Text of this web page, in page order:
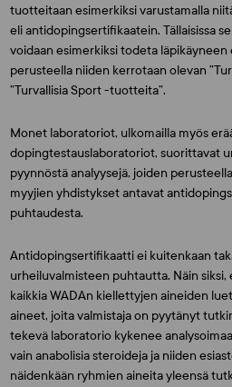
tuotteitaan esimerkiksi varustamalla
eli antidopingsertifikaatein. Tällaisissa
voidaan esimerkiksi todeta läpikäyneen
perusteella niiden kerrotaan olevan
”Turvallisia Sport -tuotteita”.
Monet laboratoriot, ulkomailla myös
dopingtestauslaboratoriot, suorittavat
pyynnöstä analyysejä, joiden
myyjien yhdistykset antavat
puhtaudesta.
Antidopingsertifikaatti ei kuitenkaan
urheiluvalmisteen puhtautta. Näin
kaikkia WADAn kiellettyjen aineiden
aineet, joita valmistaja on pyytänyt
tekevä laboratorio kykenee
vain anabolisia steroideja ja niiden
näidenkään ryhmien aineita yleensä